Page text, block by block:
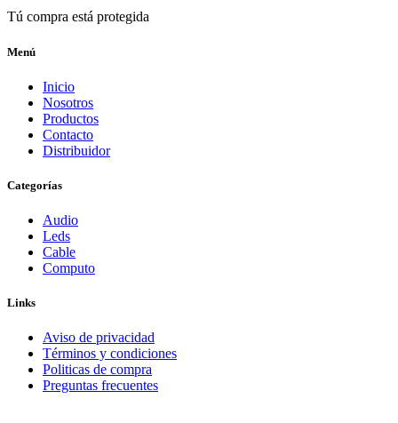
Tú compra está protegida
Menú
Inicio
Nosotros
Productos
Contacto
Distribuidor
Categorías
Audio
Leds
Cable
Computo
Links
Aviso de privacidad
Términos y condiciones
Politicas de compra
Preguntas frecuentes